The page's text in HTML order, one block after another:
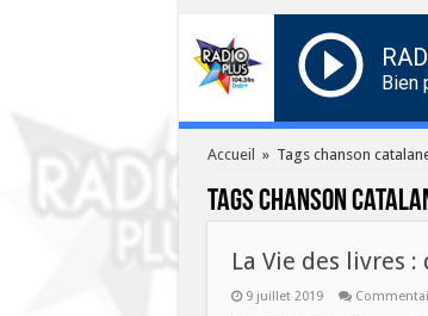
Bien
Accueil » Tags chanson
Tagschanson
La Vie des livres
9 juillet 2019